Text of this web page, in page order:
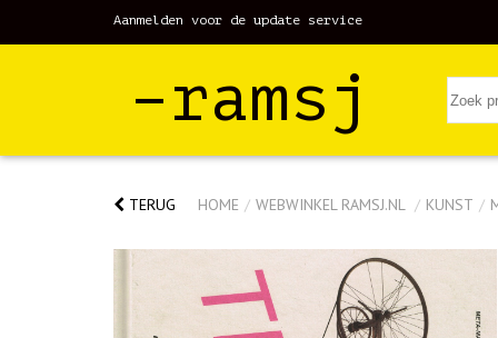
Aanmelden voor de update service
–ramsj
TERUG HOME / WEBWINKEL RAMSJ.NL / KUNST /